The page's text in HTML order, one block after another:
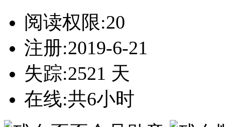
阅读权限:20
注册:2019-6-21
失踪:2521 天
在线:共6小时